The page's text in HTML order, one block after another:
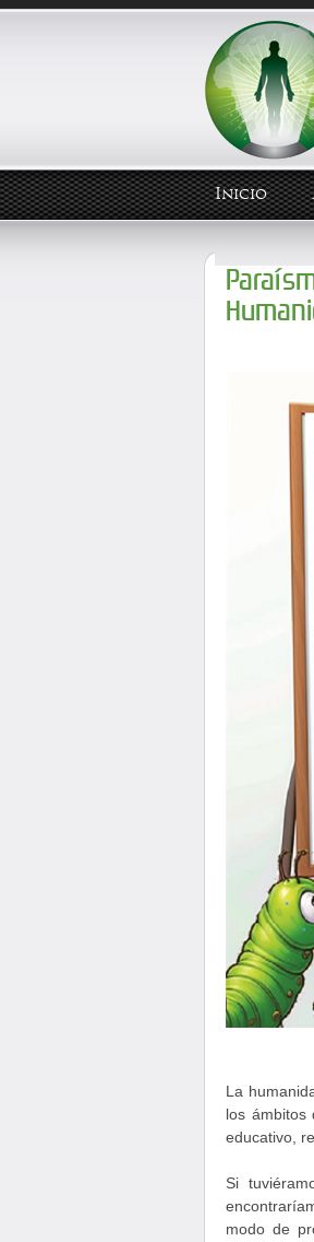
Inicio
La
los ámbitos
educativo,
Si
modo de